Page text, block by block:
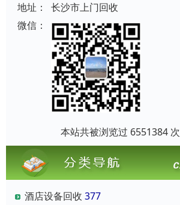
地址：
长沙市上门回收
微信：
本站共被浏览过 6551384 次
酒店设备回收 377